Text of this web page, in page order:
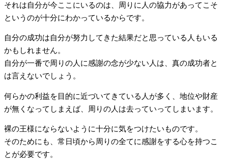
それは自分が今ここにいるのは、周りに人の協力があってこそ
というのが十分にわかっているからです。
自分の成功は自分が努力してきた結果だと思っている人もいる
かもしれません。
自分が一番で周りの人に感謝の念が少ない人は、真の成功者と
は言えないでしょう。
何らかの利益を目的に近づいてきている人が多く、地位や財産
が無くなってしまえば、周りの人は去っていってしまいます。
裸の王様にならないように十分に気をつけたいものです。
そのためにも、常日頃から周りの全てに感謝をする心を持つこ
とが必要です。